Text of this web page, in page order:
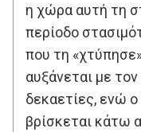
η χώρα αυτή τη
περίοδο
που τη
αυξάνεται με
δεκαετίες, ενώ
βρίσκεται κάτω